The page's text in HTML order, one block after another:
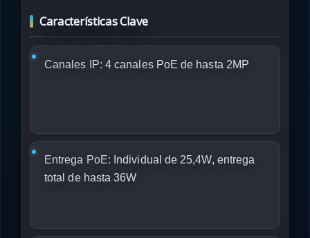
Características Clave
Canales IP: 4 canales PoE de hasta 2MP
Entrega PoE: Individual de 25,4W, entrega
total de hasta 36W